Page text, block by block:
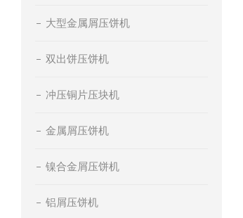
大型金属屑压饼机
双出饼压饼机
冲压铜片压块机
金属屑压饼机
镍合金屑压饼机
铝屑压饼机